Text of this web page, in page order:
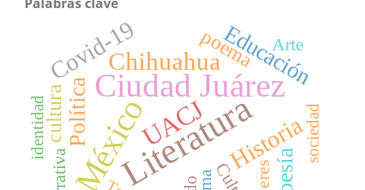
Literatura
Ciudad Juárez
MéxicoUACJ
Chihuahua
Historia
Covid-19
Poesía
Educación
Política
cultura
poema Arte
sociedad
identidad